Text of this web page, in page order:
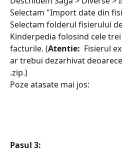
Selectam "Import date din
Selectam folderul fisierului
Kinderpedia folosind cele
facturile. (Atentie: Fisierul
ar trebui dezarhivat
.zip.)
Poze atasate mai jos:
Pasul 3: